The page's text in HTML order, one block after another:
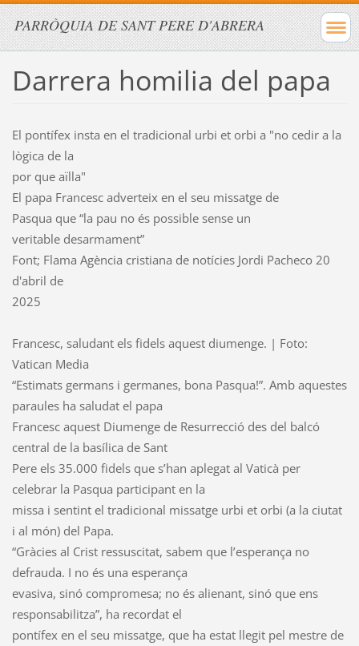
PARRÒQUIA DE SANT PERE D'ABRERA
Darrera homilia del papa
El pontífex insta en el tradicional urbi et orbi a "no cedir a la
lògica de la
por que aïlla"
El papa Francesc adverteix en el seu missatge de
Pasqua que “la pau no és possible sense un
veritable desarmament”
Font; Flama Agència cristiana de notícies Jordi Pacheco 20
d'abril de
2025
Francesc, saludant els fidels aquest diumenge. | Foto:
Vatican Media
“Estimats germans i germanes, bona Pasqua!”. Amb aquestes
paraules ha saludat el papa
Francesc aquest Diumenge de Resurrecció des del balcó
central de la basílica de Sant
Pere els 35.000 fidels que s’han aplegat al Vaticà per
celebrar la Pasqua participant en la
missa i sentint el tradicional missatge urbi et orbi (a la ciutat
i al món) del Papa.
“Gràcies al Crist ressuscitat, sabem que l’esperança no
defrauda. I no és una esperança
evasiva, sinó compromesa; no és alienant, sinó que ens
responsabilitza”, ha recordat el
pontífex en el seu missatge, que ha estat llegit pel mestre de